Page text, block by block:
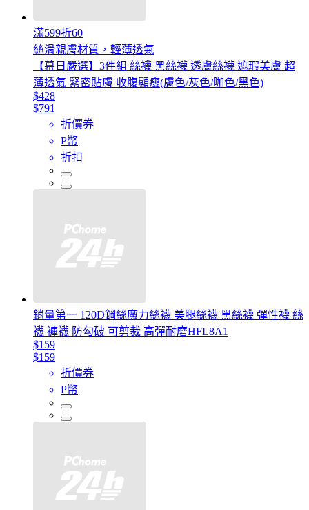
滿599折60
絲滑親膚材質，輕薄透氣
【幕日嚴選】3件組 絲襪 黑絲襪 透膚絲襪 遮瑕美膚 超
薄透氣 緊密貼膚 收腹顯瘦(膚色/灰色/咖色/黑色)
$428
$791
折價券
P幣
折扣
銷量第一 120D鋼絲魔力絲襪 美腿絲襪 黑絲襪 彈性襪 絲
襪 褲襪 防勾破 可剪裁 高彈耐磨HFL8A1
$159
$159
折價券
P幣